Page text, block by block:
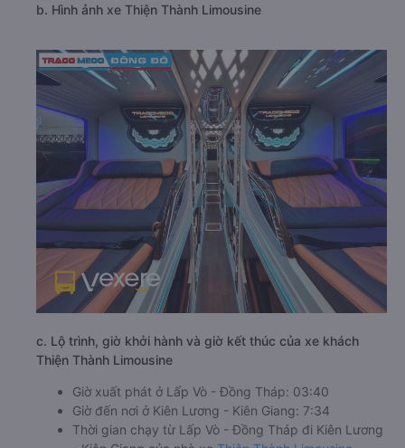
b. Hình ảnh xe Thiện Thành Limousine
c. Lộ trình, giờ khởi hành và giờ kết thúc của xe khách
Thiện Thành Limousine
Giờ xuất phát ở Lấp Vò - Đồng Tháp: 03:40
Giờ đến nơi ở Kiên Lương - Kiên Giang: 7:34
Thời gian chạy từ Lấp Vò - Đồng Tháp đi Kiên Lương